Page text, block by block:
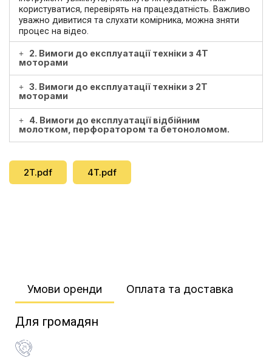
користуватися, перевірять на працездатність. Важливо
уважно дивитися та слухати комірника, можна зняти
процес на відео.
2. Вимоги до експлуатації техніки з 4Т
моторами
3. Вимоги до експлуатації техніки з 2Т
моторами
4. Вимоги до експлуатації відбійним
молотком, перфоратором та бетоноломом.
2T.pdf 4T.pdf
Умови оренди​ Оплата та доставка​
Для громадян